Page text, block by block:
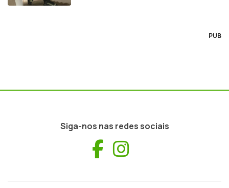
PUB
Siga-nos nas redes sociais
Facebook